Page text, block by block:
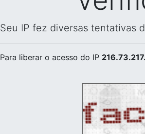
Seu IP fez diversas tentativas
Para liberar o acesso do IP